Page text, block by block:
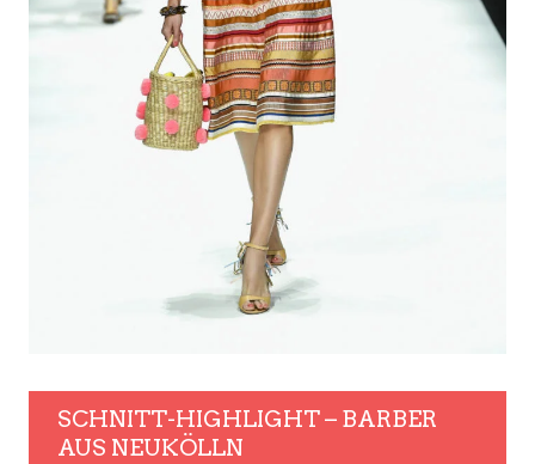
SCHNITT-HIGHLIGHT – BARBER
AUS NEUKÖLLN